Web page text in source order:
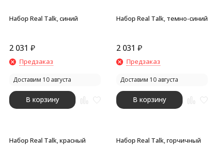
Набор Real Talk, синий
2 031 ₽
Предзаказ
Доставим 10 августа
В корзину
Набор Real Talk, темно-синий
2 031 ₽
Предзаказ
Доставим 10 августа
В корзину
Набор Real Talk, красный Набор Real Talk, горчичный